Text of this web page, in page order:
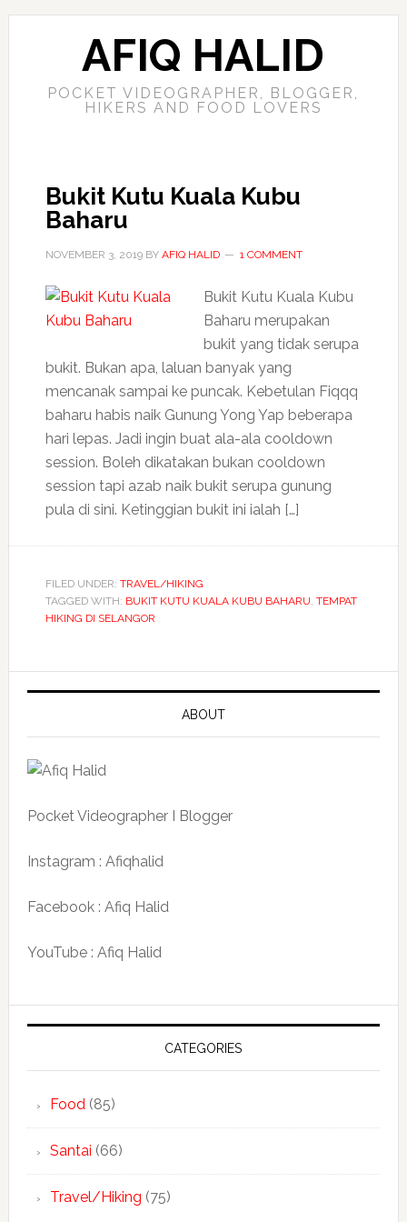
AFIQ HALID
POCKET VIDEOGRAPHER, BLOGGER,
HIKERS AND FOOD LOVERS
Bukit Kutu Kuala Kubu
Baharu
NOVEMBER 3, 2019BY AFIQ HALID 1 COMMENT
Bukit Kutu Kuala Kubu
Baharu merupakan
bukit yang tidak serupa
bukit. Bukan apa, laluan banyak yang
mencanak sampai ke puncak. Kebetulan Fiqqq
baharu habis naik Gunung Yong Yap beberapa
hari lepas. Jadi ingin buat ala-ala cooldown
session. Boleh dikatakan bukan cooldown
session tapi azab naik bukit serupa gunung
pula di sini. Ketinggian bukit ini ialah […]
FILED UNDER: TRAVEL/HIKING
TAGGED WITH: BUKIT KUTU KUALA KUBU BAHARU, TEMPAT
HIKING DI SELANGOR
ABOUT
Pocket Videographer I Blogger
Instagram : Afiqhalid
Facebook : Afiq Halid
YouTube : Afiq Halid
CATEGORIES
Food(85)
Santai (66)
Travel/Hiking (75)